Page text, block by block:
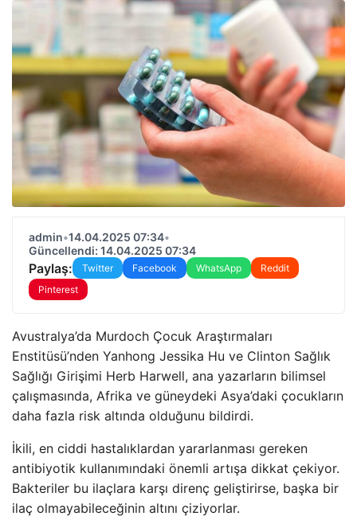
admin•14.04.2025 07:34•
Güncellendi: 14.04.2025 07:34
Paylaş: Twitter Facebook WhatsApp
Reddit
Pinterest
Avustralya’da Murdoch Çocuk Araştırmaları
Enstitüsü’nden Yanhong Jessika Hu ve Clinton Sağlık
Sağlığı Girişimi Herb Harwell, ana yazarların bilimsel
çalışmasında, Afrika ve güneydeki Asya’daki çocukların
daha fazla risk altında olduğunu bildirdi.
İkili, en ciddi hastalıklardan yararlanması gereken
antibiyotik kullanımındaki önemli artışa dikkat çekiyor.
Bakteriler bu ilaçlara karşı direnç geliştirirse, başka bir
ilaç olmayabileceğinin altını çiziyorlar.